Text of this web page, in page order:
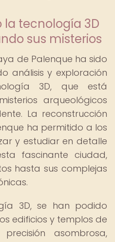
la tecnología 3D
sus misterios
de Palenque ha sido
análisis y exploración
3D, que está
arqueológicos
La reconstrucción
ha permitido a los
y estudiar en detalle
fascinante ciudad,
hasta sus complejas
3D, se han podido
edificios y templos de
asombrosa,